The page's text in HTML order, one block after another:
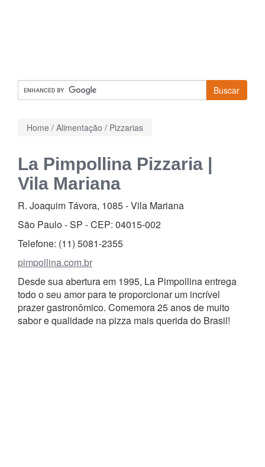
Buscar
Home / Alimentação / Pizzarias
La Pimpollina Pizzaria |
Vila Mariana
R. Joaquim Távora, 1085-Vila Mariana
São Paulo - SP - CEP: 04015-002
Telefone: (11) 5081-2355
pimpollina.com.br
Desde sua abertura em 1995, La Pimpollina entrega
todo o seu amor para te proporcionar um incrível
prazer gastronômico. Comemora 25 anos de muito
sabor e qualidade na pizza mais querida do Brasil!